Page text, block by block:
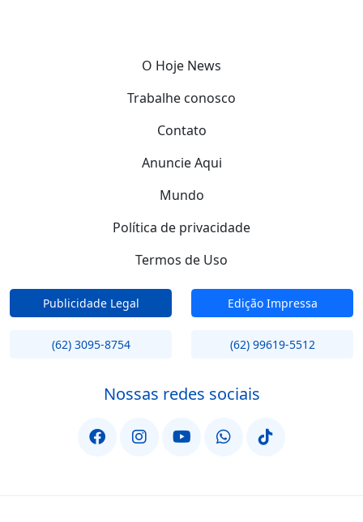
O Hoje News
Trabalhe conosco
Contato
Anuncie Aqui
Mundo
Política de privacidade
Termos de Uso
Publicidade Legal Edição Impressa
(62) 3095-8754 (62) 99619-5512
Nossas redes sociais